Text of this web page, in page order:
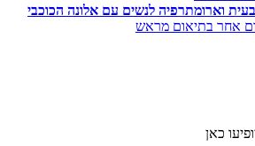
וארומתרפיה לנשים עם אלונה הכוכבי
אחר בתיאום מראש
כאן